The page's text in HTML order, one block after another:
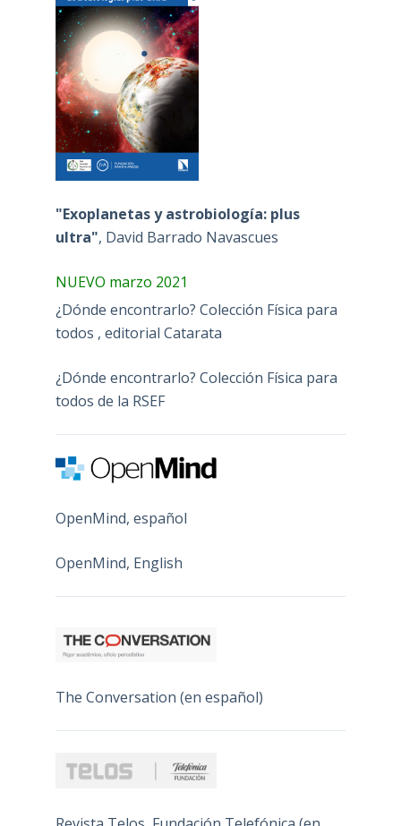
"Exoplanetas y astrobiología: plus
ultra", David Barrado Navascues
NUEVO marzo 2021
¿Dónde encontrarlo? Colección Física para
todos , editorial Catarata
¿Dónde encontrarlo? Colección Física para
todos de la RSEF
OpenMind, español
OpenMind, English
The Conversation (en español)